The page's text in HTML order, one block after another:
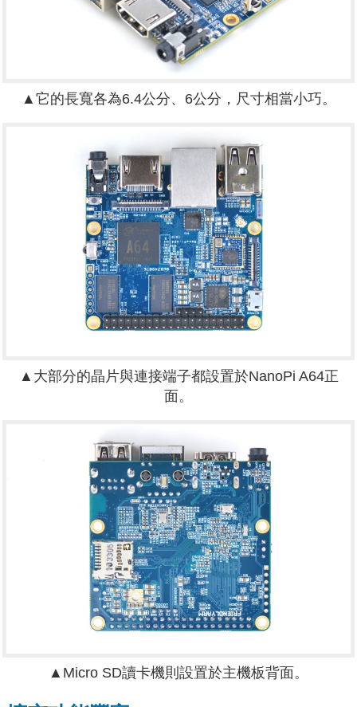
▲它的長寬各為6.4公分、6公分，尺寸相當小巧。
▲大部分的晶片與連接端子都設置於NanoPi A64正
面。
▲Micro SD讀卡機則設置於主機板背面。